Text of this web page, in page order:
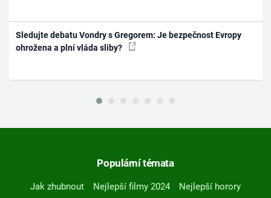
Sledujte debatu Vondry s Gregorem: Je bezpečnost Evropy
ohrožena a plní vláda sliby?
Populární témata
Jak zhubnout Nejlepší filmy 2024
Nejlepší horory